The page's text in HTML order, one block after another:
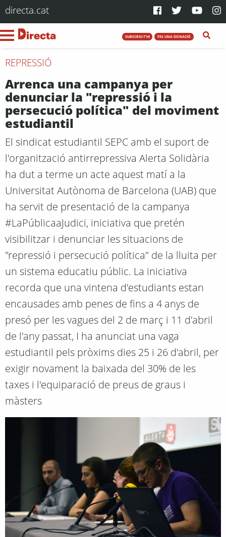
directa.cat
SUBSCRIU-T'HI FES UNA DONACIÓ
REPRESSIÓ
Arrenca una campanya per
denunciar la "repressió i la
persecució política" del moviment
estudiantil
El sindicat estudiantil SEPC amb el suport de
l'organització antirrepressiva Alerta Solidària
ha dut a terme un acte aquest matí a la
Universitat Autònoma de Barcelona (UAB) que
ha servit de presentació de la campanya
#LaPúblicaaJudici, iniciativa que pretén
visibilitzar i denunciar les situacions de
"repressió i persecució política" de la lluita per
un sistema educatiu públic. La iniciativa
recorda que una vintena d'estudiants estan
encausades amb penes de fins a 4 anys de
presó per les vagues del 2 de març i 11 d'abril
de l'any passat, I ha anunciat una vaga
estudiantil pels pròxims dies 25 i 26 d'abril, per
exigir novament la baixada del 30% de les
taxes i l'equiparació de preus de graus i
màsters